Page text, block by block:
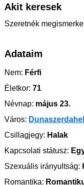
Akit keresek
Szeretnék
Adataim
Nem: Férfi
Életkor: 71
Névnap: május 23.
Város:
Csillagjegy: Halak
Kapcsolati státusz:
Szexuális irányultság:
Romantika: